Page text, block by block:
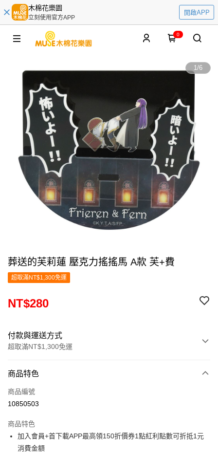
木棉花樂園
立刻使用官方APP
開啟APP
0
1/6
葬送的芙莉蓮 壓克力搖搖馬 A款 芙+費
超取滿NT$1,300免運
NT$280
付款與運送方式
超取滿NT$1,300免運
信用卡一次付款
超商取貨付款
Apple Pay
悠遊付
商品特色
商品編號
10850503
商品特色
加入會員+首下載APP最高領150折價券1點紅利點數可折抵1元
消費金額